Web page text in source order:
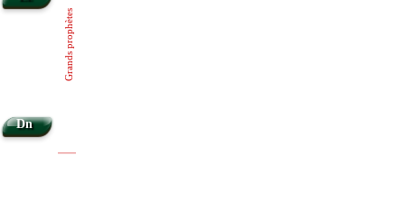
Dn
Grands prophètes
|
|